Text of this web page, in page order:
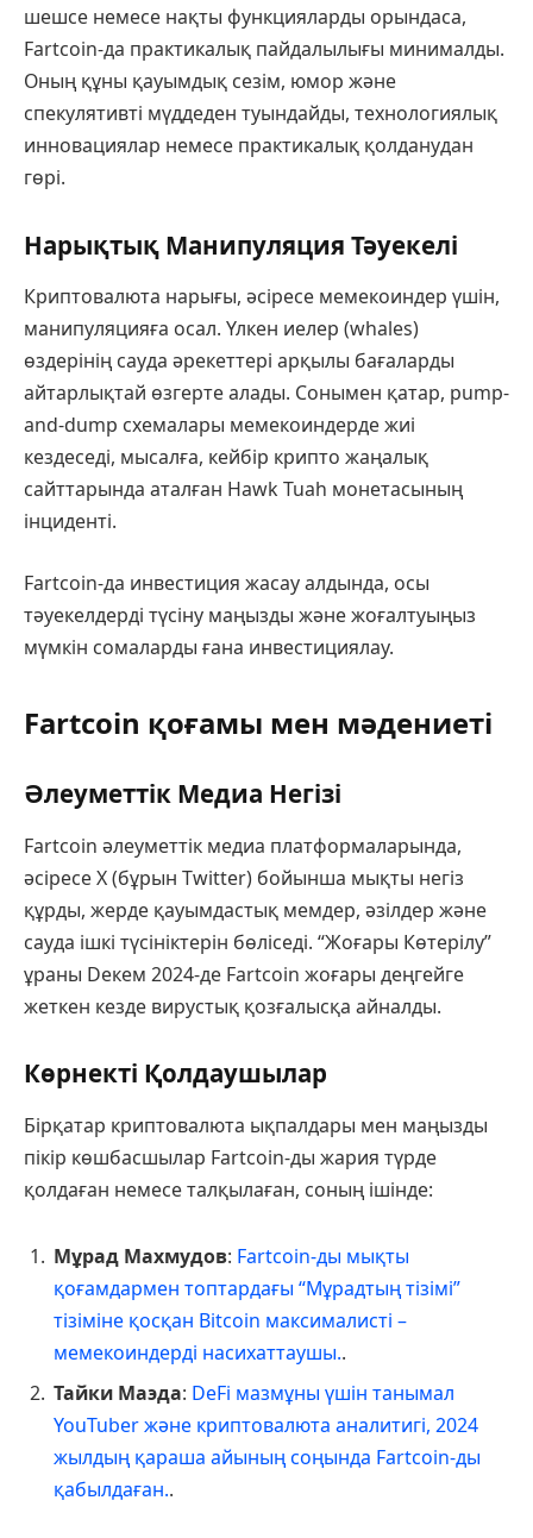
шешсе немесе нақты функцияларды орындаса,
Fartcoin-да практикалық пайдалылығы минималды.
Оның құны қауымдық сезім, юмор және
спекулятивті мүддеден туындайды, технологиялық
инновациялар немесе практикалық қолданудан
гөрі.
Нарықтық Манипуляция Тәуекелі
Криптовалюта нарығы, әсіресе мемекоиндер үшін,
манипуляцияға осал. Үлкен иелер (whales)
өздерінің сауда әрекеттері арқылы бағаларды
айтарлықтай өзгерте алады. Сонымен қатар, pump-
and-dump схемалары мемекоиндерде жиі
кездеседі, мысалға, кейбір крипто жаңалық
сайттарында аталған Hawk Tuah монетасының
інциденті.
Fartcoin-да инвестиция жасау алдында, осы
тәуекелдерді түсіну маңызды және жоғалтуыңыз
мүмкін сомаларды ғана инвестициялау.
Fartcoin қоғамы мен мәдениеті
Әлеуметтік Медиа Негізі
Fartcoin әлеуметтік медиа платформаларында,
әсіресе X (бұрын Twitter) бойынша мықты негіз
құрды, жерде қауымдастық мемдер, әзілдер және
сауда ішкі түсініктерін бөліседі. “Жоғары Көтерілу”
ұраны Dекем 2024-де Fartcoin жоғары деңгейге
жеткен кезде вирустық қозғалысқа айналды.
Көрнекті Қолдаушылар
Бірқатар криптовалюта ықпалдары мен маңызды
пікір көшбасшылар Fartcoin-ды жария түрде
қолдаған немесе талқылаған, соның ішінде:
Мұрад Махмудов: Fartcoin-ды мықты
қоғамдармен топтардағы “Мұрадтың тізімі”
тізіміне қосқан Bitcoin максималисті –
мемекоиндерді насихаттаушы..
Тайки Маэда: DeFi мазмұны үшін танымал
YouTuber және криптовалюта аналитигі, 2024
жылдың қараша айының соңында Fartcoin-ды
қабылдаған..